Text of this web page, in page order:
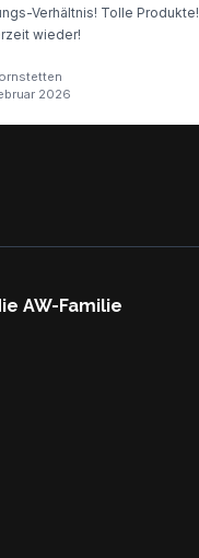
Verhältnis! Tolle Produkte!
wieder!
2026
AW-Familie